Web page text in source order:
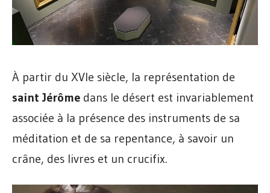
À partir du XVIe siècle, la représentation de
saint Jérôme dans le désert est invariablement
associée à la présence des instruments de sa
méditation et de sa repentance, à savoir un
crâne, des livres et un crucifix.